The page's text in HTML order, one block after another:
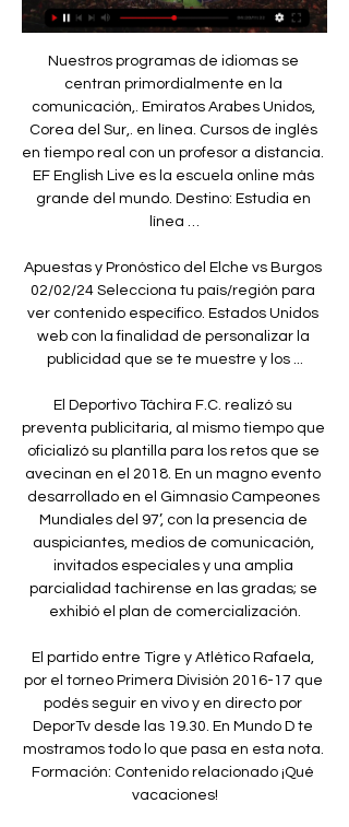
Nuestros programas de idiomas se centran primordialmente en la comunicación,. Emiratos Arabes Unidos, Corea del Sur,. en línea. Cursos de inglés en tiempo real con un profesor a distancia. EF English Live es la escuela online más grande del mundo. Destino: Estudia en línea …

Apuestas y Pronóstico del Elche vs Burgos 02/02/24 Selecciona tu país/región para ver contenido específico. Estados Unidos web con la finalidad de personalizar la publicidad que se te muestre y los ...

El Deportivo Táchira F.C. realizó su preventa publicitaria, al mismo tiempo que oficializó su plantilla para los retos que se avecinan en el 2018. En un magno evento desarrollado en el Gimnasio Campeones Mundiales del 97’, con la presencia de auspiciantes, medios de comunicación, invitados especiales y una amplia parcialidad tachirense en las gradas; se exhibió el plan de comercialización.

El partido entre Tigre y Atlético Rafaela, por el torneo Primera División 2016-17 que podés seguir en vivo y en directo por DeporTv desde las 19.30. En Mundo D te mostramos todo lo que pasa en esta nota. Formación: Contenido relacionado ¡Qué vacaciones!

El mayor flujo de migrantes en tránsito utilizando a México como ruta hacia Estados Unidos es población principalmente de Centroamérica: Guatemala, El Salvador y Honduras.

DIRECTO   Burgos - Elche CF - YouTube ... Hypermotion. Elche. Burgos CF. 02.02. 11:30. Burgos CF. Racing de Ferrol. 11.02. 12:00. Real Oviedo. Burgos CF. 17.02. 07:15. Burgos CF. Real Sporting. 25.02.

Ver más » San Gregorio (comuna) San Gregorio es una comuna de Chile, ubicada en la Provincia de Magallanes, XII Región de Magallanes y de la Antártica Chilena, cuya capital es Punta Delgada. ¡Nuevo!!: Estrecho de Magallanes y San Gregorio (comuna) · Ver más » Sanlúcar de Barrameda

Instituto Municipal de Deportes. Lista de reserva de personal laboral temporal en la categoría de Operario de Instalaciones Deportivas. Resolución del Presidente del Instituto Municipal de Deportes por la que se acuerda ampliar el plazo para la publicación de la lista provisional de admitidos y excluidos

Emporio Armani es una línea más joven inspirada por Armani. las Agencias Concepción y Cuscatlán y la primera Agencia departamental en Sonsonate, después se abrieron otras agencias para cubrir las necesidades de sus. como producto del terremoto sucedido el 11 de marzo de dicho año y que entre otros afectó a la.

Ver EN VIVO y en DIRECTO ONLINE Burgos vs. Mallorca, 7 ene 2024 — Te contamos dónde ver en directo online el Burgos vs. Mallorca de la Copa del Rey 2023-2024: canal de TV y streaming en vivo.

Una Venezuela más centrada, más paciente en ataque que en su primer encuentro, eligió mejor los tiros y trabajó más el ataque desde el principio ante unos ‘Elefantes’ con mucho empuje, pero menos precisión. En el segundo cuarto, Costa de Marfil empezó más concentrada, pero le …

Elche CF vs. Burgos CF: horario, TV, estadísticas, 23 sept 2023 — Siga el partido SEGUNDA en directo Fútbol en streaming entre el Burgos CF y el Elche con Eurosport. ver repeticiones gratis. Manténgase al día ...

El juego de Cruz Azul vs. Tigres del próximo 20 de Marzo (por el torneo Bicentenario 2010) es uno de los más atractivos de la jornada, mismo que se disputará a las 17:00 horas en el Estadio Azul …

Match ends, Alianza Petrolera 2, Atlético Huila 1. Second Half ends, Alianza Petrolera 2, Atlético Huila 1. 92' Attempt missed. Andrés Correa (Atlético Huila) header from the centre of the box is just a bit too high. Assisted by Carlos Ramírez with a cross following a set piece situation. 92' Foul by Róger Torres (Alianza Petrolera).

Este juicio deja entrever una relación directa entre la desaparición del arpa del ámbito llanero colombiano y la salida del elemento juseíco de la Nueva Granada en 1767, hecho que marca un retroceso en la organización de los pueblos llaneros En el siglo XIX, en los llanos colombianos, no hay visos de arpa vinculada a ningún aire nacional.

El jugador de Colo-Colo Nicolás Maturana rompió el silencio con @adnradiochile y desmiente polémica con Palestino asegurando que quiere quedarse en los albos para. Sigue la transmisión del Ironman de Pucón a través. 3-3 y 0-0 fueron los resultados de los dos partidos amistosos que jugaron hoy Colo Colo vs Santiago Morning @.

Jesús Emmanuel Acha Martínez, conocido artísticamente como Emmanuel (Ciudad de México, 16 de abril de 1955), es un cantante mexicano. Con una trayectoria de más de treinta años, ventas que superan los 17 millones de discos vendidos y presentaciones personales por encima de las cincuenta al año.

Compare vuelos a los destinos mas buscados en Estado de Nueva York y encuentre pasajes baratos entre San José, California (SJC) y Estado de Nueva YorkCuando se habla de tarifas baratas y ofertas de viajes, confíe en FareCompare.com

Real Sociedad Estadística en el diccionario de traducción español - francés en Glosbe, diccionario en línea, gratis. Busque palabras y frases milions en todos los idiomas.

Burgos CF: marcadores en directo, resultados y partidos Consulta los resultados de Burgos CF vs Elche CF, historial de enfrentamientos (H2H), últimos resultados, noticias y más información en Flashscore.

ViVe Televisión (acronimo de Visión Venezuela Televisión) es una televisora de carácter cultural y educativo, fundada por el Gobierno Nacional de Venezuela en el año 2003.

San Antonio Unido vs Unión San Felipe. AC Colina vs San Luis de Quillota.. Santa Cruz. General Velásquez vs AC Barnechea. Colchagua vs Santiago Morning. Independiente Cauquenes vs Magallanes. Arturo Fernández Vial vs Rangers. Iberia de Los Angeles vs Deportes Temuco. Deportes Pilmahue vs Deportes Valdivia.. SEÑAL EN VIVO. VIDEO DESTACADO.

Consulta el temario completo de Carrera de Ingeniero Agrónomo y solicita información gratis sin compromiso a Universidad Rafael Landivar de Guatemala

Leones se lleva la serie contra Sultanes de Monterrey. 18 May, 2017. 347. SONA 89.3FM a 18 de Mayo de 2017.- Con una espectacular ofensiva de José Juan Aguilar y efectivo pitcheo de José Samayoa los Leones de Yucatán vencieron 11-5 a Sultanes de Monterrey para asegurar la …

Sevilla 2 Celta de Vigo 1 ¡FINAL DEL PARTIDO! EL SEVILLA SE PONE COMO LÍDER PROVISIONAL. 91' ¡Cambio en el Sevilla! Se marcha Banega y entra Roque Mesa. 90' ¡TRES MINUTOS DE AÑADIDO EN EL SÁNCHEZ PIZJUÁN! Al Celta le quedan tres minutos para buscar el empate.

ENTRA Y ENCONTRA AL TUYO Y PORQUE NO A TU SEGUNDO AMOR ALEM (Ciudad de Buenos Aires) » LEANDRO N ALEM (I) (General Rodríguez) » LEANDRO N Gral

La U de Chile perdió ante Cobresal en la ida de los cuartos de final. La Universidad de Chile, ilusionada en la competición por su complicado momento cerca del descenso en el torneo de Primera, visitó la tercera región y a los cinco minutos ya le habían llegado por medio de Marcelo Cañete, con un remate de media distancia que.

En las canchas de tenis del Club Sarmiento continúa jugándose el Torneo Internacional de Tenis Future M15, correspondiente a una fecha del ITF World Tennis Tour 2019, donde está en juego la Copa Ciudad de Junín y tiene 15.000 dólares en premios. El certamen es organizado por el Club Sarmiento a

LALIGA HYPERMOTION - Elche CF vs Burgos CF hace 3 días — Horario y dónde ver el Elche CF vs. Burgos CF. El Disfruta en directo de este encuentro a través de Movistar + y apuesta en vivo al Elche vs.

Cubanet - Noticias de Cuba – Prensa Independiente desde 1994. Las nuevas tarifas preocupan a personas a las que ya les han instalado el metrocontador y no tienen recursos para reparar las roturas dentro de su vivienda...

River Plate Ordenan detener al futbolista de River Nicolás De La Cruz Por una causa abierta hace tres años, cuando el mediocampista de River jugaba en Liverpool de Uruguay y protagonizó incidentes con la policía paraguaya, el futbolista podría ser llevado a declarar ante la justicia.

Ayuda: Estás en la página de resultados del Silkeborg de la sección Fútbol/Dinamarca. MisMarcadores.com proporciona marcadores en directo del Silkeborg, resultados parciales y finales, clasificaciones y detalles de los partidos (goleadores, tarjetas, comparación de cuotas, etc.).

Consulta los datos del partido Atlético Fénix vs. Cerro Porteño en la competición Copa Sudamericana 2016 con comentarios en directo en AS.com (Estadísticas)

Deportes Santa Cruz marcó diferencias en el cierre tras derrotar al colista Unión San Felipe El conjunto local encontró la llave de la victoria en la recta final del compromiso, logrando su segundo triunfo en línea. Mientras que los aconcagüinos siguen sin sumar en el torneo.

Por Resolución de 23 de marzo de 2011, de la Dirección General de Política Universitaria («Boletín Oficial del Estado» de 31 de marzo), se publicó la relación provisional de aspirantes admitidos y excluidos a la realización de la prueba objetiva para acceder al título de Enfermero Especialista en …

Los procesos productivos agropecuarios y agroindustriales. en algunos casos, debieron abandonar la producción directa. Esto se tradujo en una. hijos, lejos de la violencia, el estrés, la inestabilidad y la contaminación cotidiana de los centros urbanos. En la Argentina, en los últimos diez años se ha.

Hotel Florinda 3* Sup Se abre en una ventana nueva hotel de 3 estrellas. Península, Punta del Este Mostrar en el mapa a 150 m del centro Cerca de la playa. Estas cookies también te permiten poner "Me gusta" en nuestro contenido y compartirlo directamente en las redes sociales.

Macará MAC 6-1 Guayaquil City FC GCF 2 Dec, 2018 LigaPro de Ecuador Guayaquil City FC GCF 1-1 Macará MAC 27 Jul, 2018 LigaPro de Ecuador Guayaquil City FC GCF 0-2 Macará MAC 27 May, 2018 LigaPro de Ecuador

Sus nombres están inscritos en la gloria del Deportivo Saprissa y hoy serán parte de una edición única y limitada de gorras de la marca New Era en homenaje a cuatro de nuestras ‘Leyendas’ moradas: Gabriel Badilla, Alonso Solís, José Francisco Porras y Evaristo Coronado.

Puerto Rico completó el vierne